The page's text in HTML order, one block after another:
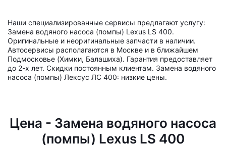
Наши специализированные сервисы предлагают услугу:
Замена водяного насоса (помпы) Lexus LS 400.
Оригинальные и неоригинальные запчасти в наличии.
Автосервисы располагаются в Москве и в ближайшем
Подмосковье (Химки, Балашиха). Гарантия предоставляет
до 2-х лет. Скидки постоянным клиентам. Замена водяного
насоса (помпы) Лексус ЛС 400: низкие цены.
Цена - Замена водяного насоса
(помпы) Lexus LS 400